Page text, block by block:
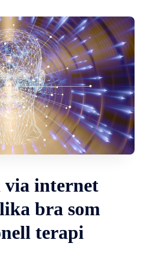
via internet
bra som
terapi